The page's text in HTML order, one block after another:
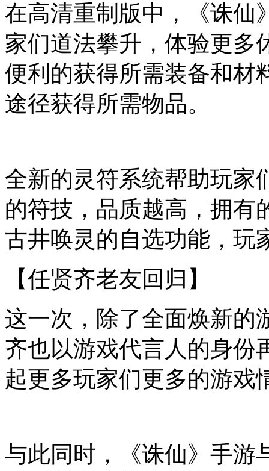
在高清重制版中，《诛仙
家们道法攀升，体验更多
便利的获得所需装备和材
途径获得所需物品。
全新的灵符系统帮助玩家
的符技 ， 品质越高，拥有
古井唤灵 的自选功能 ， 玩
【任贤齐老友回归】
这一次，除了全面焕新的
齐也以游戏代言人的身份
起更多玩家们更多的游戏
与此同时，《诛仙》手游